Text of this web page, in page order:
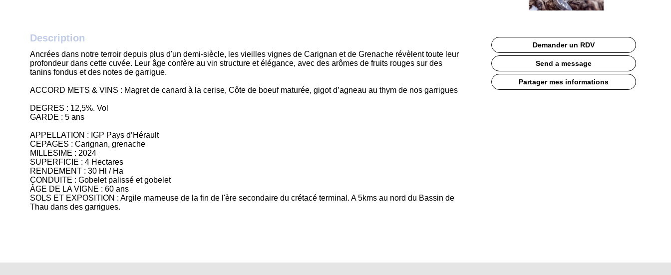
Demander un RDV
Send a message
Partager mes informations
Description
Ancrées dans notre terroir depuis plus d'un demi-siècle, les vieilles vignes de Carignan et de Grenache révèlent toute leur
profondeur dans cette cuvée. Leur âge confère au vin structure et élégance, avec des arômes de fruits rouges sur des
tanins fondus et des notes de garrigue.
ACCORD METS & VINS : Magret de canard à la cerise, Côte de boeuf maturée, gigot d’agneau au thym de nos garrigues
DEGRES : 12,5%. Vol
GARDE : 5 ans
APPELLATION : IGP Pays d’Hérault
CEPAGES : Carignan, grenache
MILLESIME : 2024
SUPERFICIE : 4 Hectares
RENDEMENT : 30 Hl / Ha
CONDUITE : Gobelet palissé et gobelet
ÂGE DE LA VIGNE : 60 ans
SOLS ET EXPOSITION : Argile marneuse de la fin de l'ère secondaire du crétacé terminal. A 5kms au nord du Bassin de
Thau dans des garrigues.